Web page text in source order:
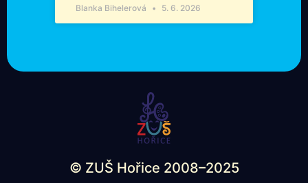
Blanka Bihelerová 5. 6. 2026
© ZUŠ Hořice 2008–2025